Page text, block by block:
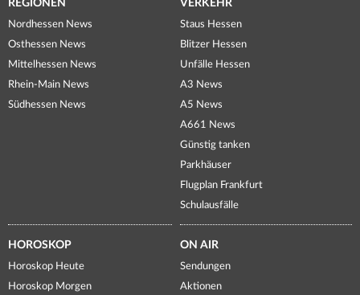
REGIONEN
Nordhessen News
Osthessen News
Mittelhessen News
Rhein-Main News
Südhessen News
VERKEHR
Staus Hessen
Blitzer Hessen
Unfälle Hessen
A3 News
A5 News
A661 News
Günstig tanken
Parkhäuser
Flugplan Frankfurt
Schulausfälle
HOROSKOP
Horoskop Heute
Horoskop Morgen
ON AIR
Sendungen
Aktionen